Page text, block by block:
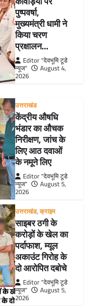
पुष्पवर्षा,
मुख्यमंत्री धामी ने
किया चरण
प्रक्षालन…
Editor "देवभूमि टूडे
न्यूज"
August 4,
2026
उत्तराखंड
केंद्रीय औषधि
भंडार का औचक
निरीक्षण, जांच के
लिए आठ दवाओं
के नमूने लिए
Editor "देवभूमि टूडे
न्यूज"
August 5,
2026
उत्तराखंड,क्राइम
साइबर ठगी के
करोड़ों के खेल का
पर्दाफाश, म्यूल
अकाउंट गिरोह के
दो आरोपित दबोचे
Editor "देवभूमि टूडे
न्यूज"
August 5,
2026